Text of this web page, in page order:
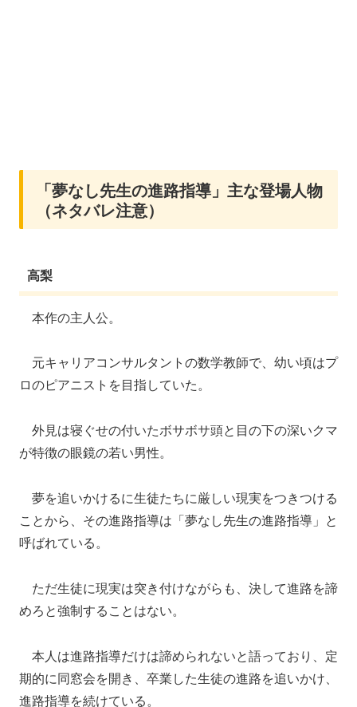
「夢なし先生の進路指導」主な登場人物
（ネタバレ注意）
高梨
本作の主人公。
元キャリアコンサルタントの数学教師で、幼い頃はプ
ロのピアニストを目指していた。
外見は寝ぐせの付いたボサボサ頭と目の下の深いクマ
が特徴の眼鏡の若い男性。
夢を追いかけるに生徒たちに厳しい現実をつきつける
ことから、その進路指導は「夢なし先生の進路指導」と
呼ばれている。
ただ生徒に現実は突き付けながらも、決して進路を諦
めろと強制することはない。
本人は進路指導だけは諦められないと語っており、定
期的に同窓会を開き、卒業した生徒の進路を追いかけ、
進路指導を続けている。